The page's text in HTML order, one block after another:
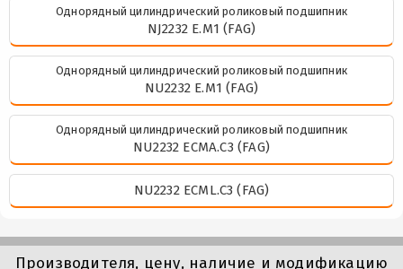
Однорядный цилиндрический роликовый подшипник
NJ2232 E.M1 (FAG)
Однорядный цилиндрический роликовый подшипник
NU2232 E.M1 (FAG)
Однорядный цилиндрический роликовый подшипник
NU2232 ECMA.C3 (FAG)
NU2232 ECML.C3 (FAG)
Производителя, цену, наличие и модификацию